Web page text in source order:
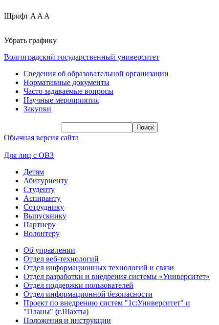
Шрифт A A A
Убрать графику
Волгоградский государственный университет
Сведения об образовательной организации
Нормативные документы
Часто задаваемые вопросы
Научные мероприятия
Закупки
Обычная версия сайта
Для лиц с ОВЗ
Детям
Абитуриенту
Студенту
Аспиранту
Сотруднику
Выпускнику
Партнеру
Волонтеру
Об управлении
Отдел веб-технологий
Отдел информационных технологий и связи
Отдел разработки и внедрения системы «Университет»
Отдел поддержки пользователей
Отдел информационной безопасности
Проект по внедрению систем "1с:Университет" и
"Планы" (г.Шахты)
Положения и инструкции